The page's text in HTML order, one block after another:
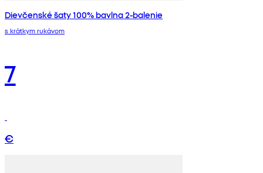
Dievčenské šaty 100% bavlna 2-balenie
s krátkym rukávom
7
€